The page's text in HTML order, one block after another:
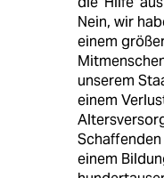
Nein, wir
einem
unserem
einem
einem